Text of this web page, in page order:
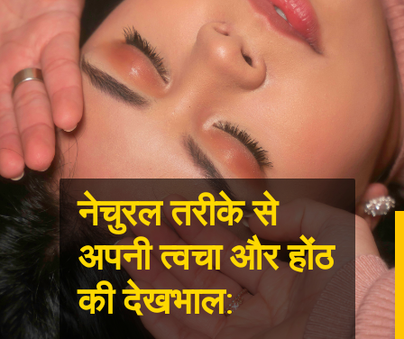
नेचुरल तरीके से
अपनी त्वचा और होंठ
की देखभाल: